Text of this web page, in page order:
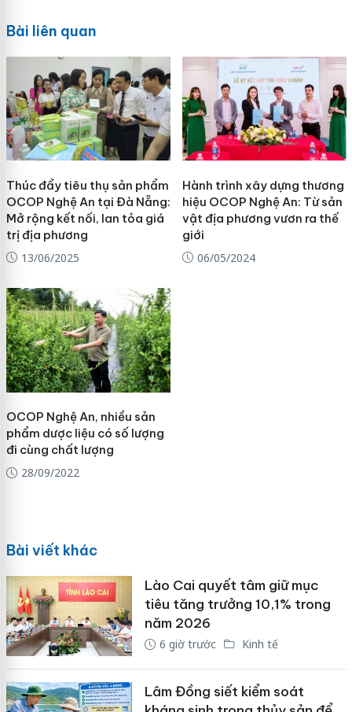
Bài liên quan
Thúc đẩy tiêu thụ sản phẩm
OCOP Nghệ An tại Đà Nẵng:
Mở rộng kết nối, lan tỏa giá
trị địa phương
13/06/2025
Hành trình xây dựng thương
hiệu OCOP Nghệ An: Từ sản
vật địa phương vươn ra thế
giới
06/05/2024
OCOP Nghệ An, nhiều sản
phẩm dược liệu có số lượng
đi cùng chất lượng
28/09/2022
Bài viết khác
Lào Cai quyết tâm giữ mục
tiêu tăng trưởng 10,1% trong
năm 2026
6 giờ trước Kinh tế
Lâm Đồng siết kiểm soát